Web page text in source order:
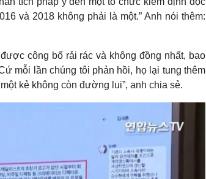
và 2018 không phải là một.” Anh nói thêm:
công bố rải rác và không đồng nhất, bao
mỗi lần chúng tôi phản hồi, họ lại tung thêm
kẻ không còn đường lui”, anh chia sẻ.